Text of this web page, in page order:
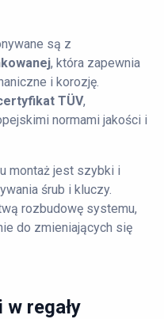
są z
, która zapewnia
i korozję.
TÜV,
normami jakości i
montaż jest szybki i
śrub i kluczy.
rozbudowę systemu,
do zmieniających się
regały